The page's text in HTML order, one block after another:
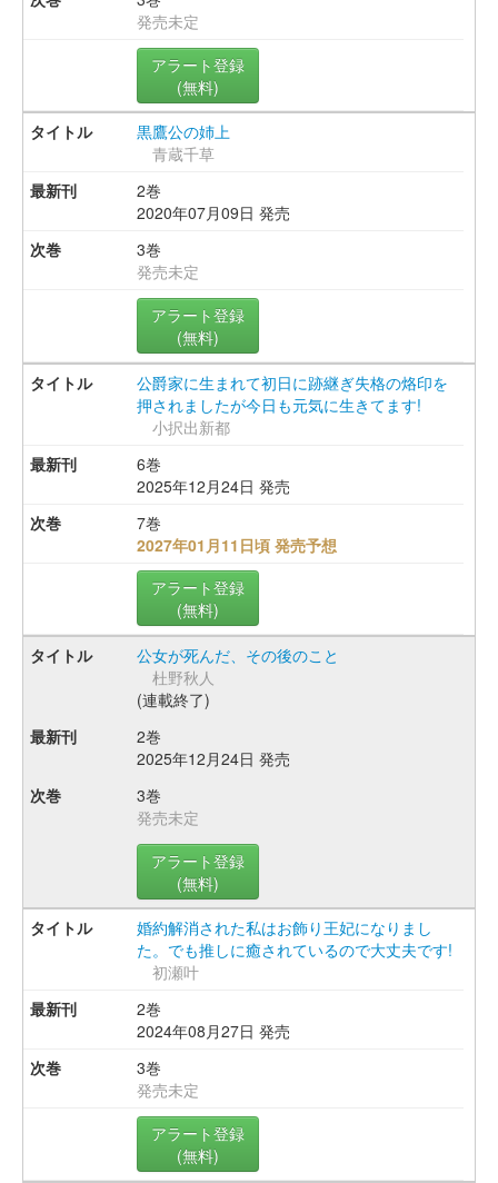
発売未定
アラート登録
(無料)
黒鷹公の姉上
青蔵千草
2巻
2020年07月09日 発売
3巻
発売未定
アラート登録
(無料)
公爵家に生まれて初日に跡継ぎ失格の烙印を
押されましたが今日も元気に生きてます!
小択出新都
6巻
2025年12月24日 発売
7巻
2027年01月11日頃 発売予想
アラート登録
(無料)
公女が死んだ、その後のこと
杜野秋人
(連載終了)
2巻
2025年12月24日 発売
3巻
発売未定
アラート登録
(無料)
婚約解消された私はお飾り王妃になりまし
た。でも推しに癒されているので大丈夫です!
初瀬叶
2巻
2024年08月27日 発売
3巻
発売未定
アラート登録
(無料)